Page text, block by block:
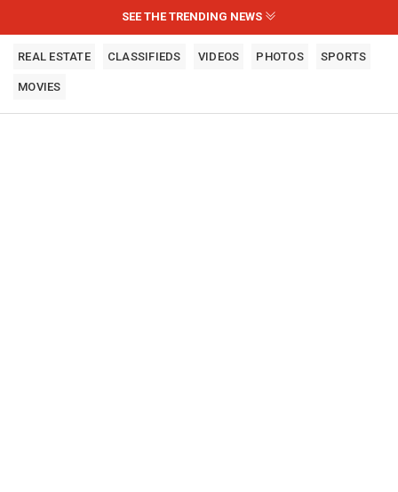
SEE THE TRENDING NEWS
REAL ESTATE CLASSIFIEDS VIDEOS PHOTOS SPORTS
MOVIES